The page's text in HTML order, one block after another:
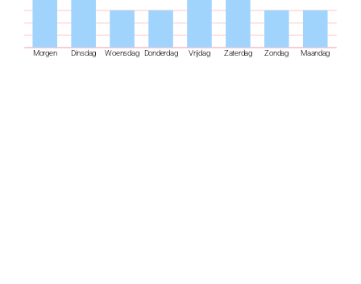
Morgen Dinsdag Woensdag Donderdag Vrijdag Zaterdag Zondag Maandag